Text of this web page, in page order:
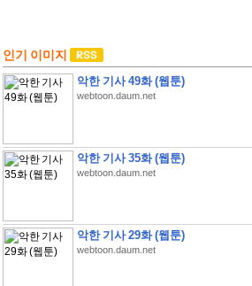
인기 이미지
악한 기사 49화 (웹툰)
webtoon.daum.net
악한 기사 35화 (웹툰)
webtoon.daum.net
악한 기사 29화 (웹툰)
webtoon.daum.net